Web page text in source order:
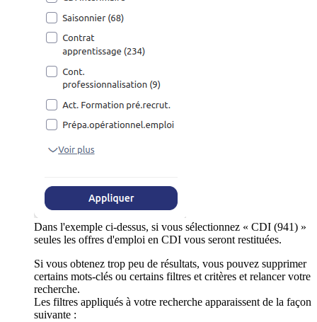
Dans l'exemple ci-dessus, si vous sélectionnez « CDI (941) »
seules les offres d'emploi en CDI vous seront restituées.
Si vous obtenez trop peu de résultats, vous pouvez supprimer
certains mots-clés ou certains filtres et critères et relancer votre
recherche.
Les filtres appliqués à votre recherche apparaissent de la façon
suivante :